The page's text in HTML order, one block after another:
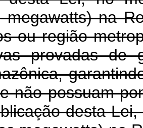
megawatts) na
ou região
provadas de
não possuam
desta